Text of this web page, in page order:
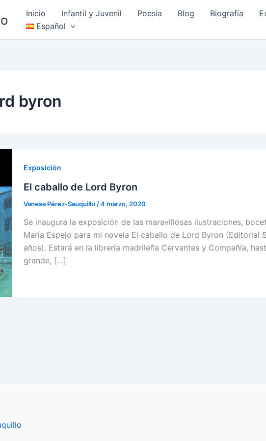
Inicio Infantil y Juvenil Poesía Blog Biografía
Español
byron
Exposición
El caballo de Lord Byron
Vanesa Pérez-Sauquillo /4 marzo, 2020
Se inaugura la exposición de las maravillosas ilustraciones,
María Espejo para mi novela El caballo de Lord Byron (Editorial
años). Estará en la librería madrileña Cervantes y Compañía,
grande, […]